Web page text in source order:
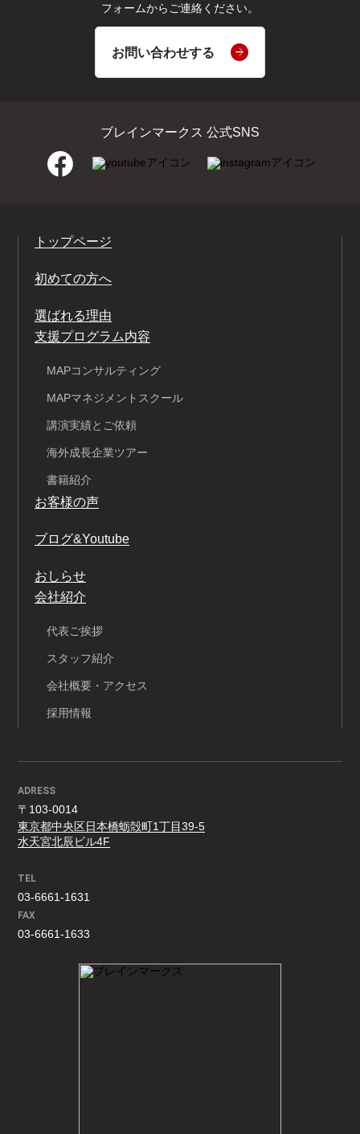
フォームからご連絡ください。
お問い合わせする
ブレインマークス 公式SNS
トップページ
初めての方へ
選ばれる理由
支援プログラム内容
MAPコンサルティング
MAPマネジメントスクール
講演実績とご依頼
海外成長企業ツアー
書籍紹介
お客様の声
ブログ&Youtube
おしらせ
会社紹介
代表ご挨拶
スタッフ紹介
会社概要・アクセス
採用情報
ADRESS
〒103-0014
東京都中央区日本橋蛎殻町1丁目39-5
水天宮北辰ビル4F
TEL
03-6661-1631
FAX
03-6661-1633